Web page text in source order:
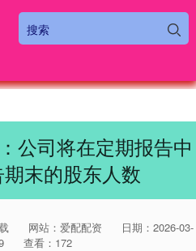
公司将在定期报告中
末的股东人数
网站：爱配配资
日期：2026-03-
查看：172